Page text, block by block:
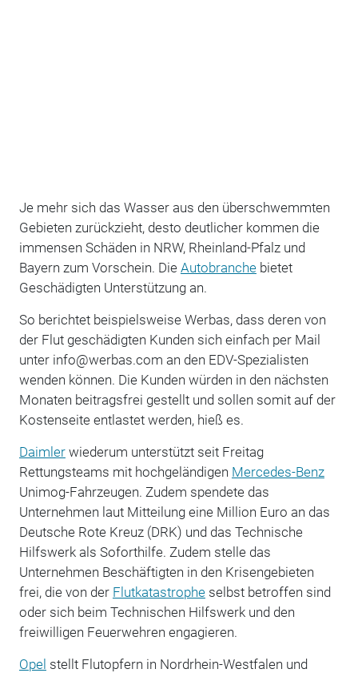
Je mehr sich das Wasser aus den überschwemmten
Gebieten zurückzieht, desto deutlicher kommen die
immensen Schäden in NRW, Rheinland-Pfalz und
Bayern zum Vorschein. Die Autobranchebietet
Geschädigten Unterstützung an.
So berichtet beispielsweise Werbas, dass deren von
der Flut geschädigten Kunden sich einfach per Mail
unter info@werbas.com an den EDV-Spezialisten
wenden können. Die Kunden würden in den nächsten
Monaten beitragsfrei gestellt und sollen somit auf der
Kostenseite entlastet werden, hieß es.
Daimlerwiederum unterstützt seit Freitag
Rettungsteams mit hochgeländigen Mercedes-Benz
Unimog-Fahrzeugen. Zudem spendete das
Unternehmen laut Mitteilung eine Million Euro an das
Deutsche Rote Kreuz (DRK) und das Technische
Hilfswerk als Soforthilfe. Zudem stelle das
Unternehmen Beschäftigten in den Krisengebieten
frei, die von der Flutkatastropheselbst betroffen sind
oder sich beim Technischen Hilfswerk und den
freiwilligen Feuerwehren engagieren.
Opel stellt Flutopfern in Nordrhein-Westfalen und